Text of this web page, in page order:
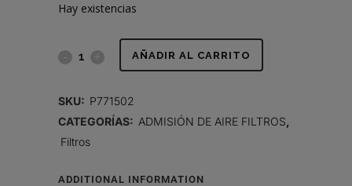
Hay existencias
FILTRO
PRIMARIO
AÑADIR AL CARRITO
SKU: P771502
CATEGORÍAS: ADMISIÓN DE AIRE FILTROS
Filtros
ADDITIONAL INFORMATION